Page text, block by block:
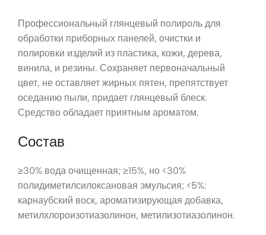
Профессиональный глянцевый полироль для
обработки приборных панелей, очистки и
полировки изделий из пластика, кожи, дерева,
винила, и резины. Сохраняет первоначальный
цвет, не оставляет жирных пятен, препятствует
оседанию пыли, придает глянцевый блеск.
Средство обладает приятным ароматом.
Состав
≥30% вода очищенная; ≥15%, но <30%
полидиметилсилоксановая эмульсия; <5%:
карнаубский воск, ароматизирующая добавка,
метилхлороизотиазолинон, метилизотиазолинон.